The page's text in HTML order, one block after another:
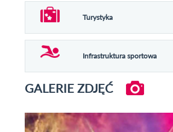
Turystyka
Infrastruktura sportowa
GALERIE ZDJĘĆ